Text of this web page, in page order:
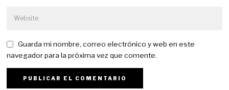
Guarda mi nombre, correo electrónico y web en este
navegador para la próxima vez que comente.